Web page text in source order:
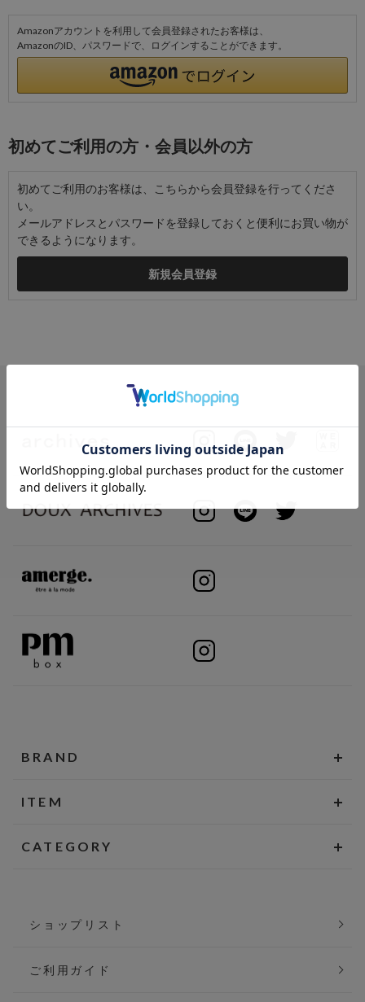
Amazonアカウントを利用して会員登録されたお客様は、
AmazonのID、パスワードで、ログインすることができます。
初めてご利用の方・会員以外の方
初めてご利用のお客様は、こちらから会員登録を行ってくださ
い。
メールアドレスとパスワードを登録しておくと便利にお買い物が
できるようになります。
BRAND
ITEM
CATEGORY
ショップリスト
ご利用ガイド